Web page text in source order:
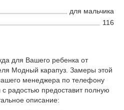
для мальчика
116
для Вашего ребенка от
Модный карапуз. Замеры этой
менеджера по телефону
радостью предоставит полную
описание: